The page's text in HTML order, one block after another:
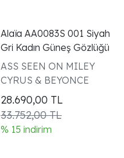
Alaïa AA0083S 001 Siyah
Gri Kadın Güneş Gözlüğü
ASS SEEN ON MILEY
CYRUS & BEYONCE
28.690,00 TL
33.752,00 TL
% 15 indirim